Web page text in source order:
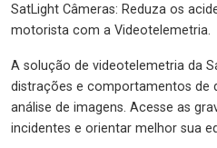
SatLight Câmeras: Reduza os
motorista com a Videotelemetria.
A solução de videotelemetria da
distrações e comportamentos de
análise de imagens. Acesse as
incidentes e orientar melhor sua